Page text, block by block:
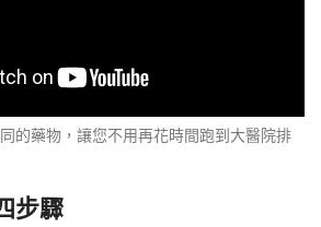
的藥物，讓您不用再花時間跑到大醫院排
步驟